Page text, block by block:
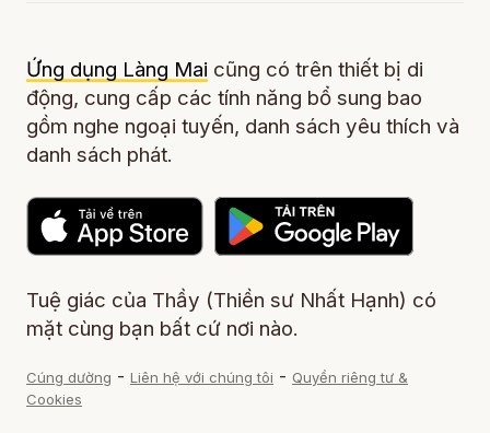
Ứng dụng Làng Mai cũng có trên thiết bị di
động, cung cấp các tính năng bổ sung bao
gồm nghe ngoại tuyến, danh sách yêu thích và
danh sách phát.
Tuệ giác của Thầy (Thiền sư Nhất Hạnh) có
mặt cùng bạn bất cứ nơi nào.
Cúng dường - Liên hệ với chúng tôi - Quyền riêng tư &
Cookies